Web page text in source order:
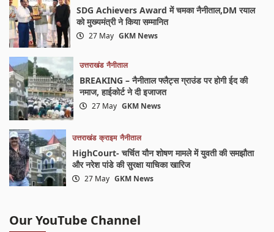
SDG Achievers Award में चमका नैनीताल,DM रयाल
को मुख्यमंत्री ने किया सम्मानित
27 May GKM News
उत्तराखंड नैनीताल
BREAKING – नैनीताल फ्लैट्स ग्राउंड पर होगी ईद की
नमाज, हाईकोर्ट ने दी इजाजत
27 May GKM News
उत्तराखंड क्राइम नैनीताल
HighCourt- चर्चित यौन शोषण मामले में युवती की समझौता
और नरेश पांडे की सुरक्षा याचिका खारिज
27 May GKM News
Our YouTube Channel